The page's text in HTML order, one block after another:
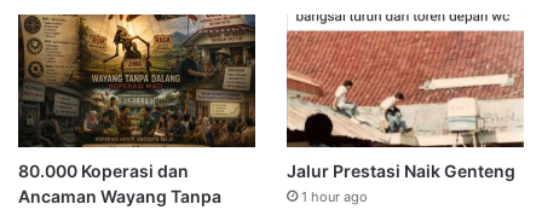
80.000 Koperasi dan
Ancaman Wayang Tanpa
Jalur Prestasi Naik Genteng
1 hour ago